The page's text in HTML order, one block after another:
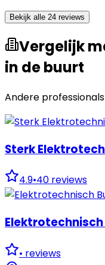
Bekijk alle 24 reviews
Vergelijk
in de buurt
Andere
Sterk
4.9•40 reviews
Elektrotechnisch
• reviews